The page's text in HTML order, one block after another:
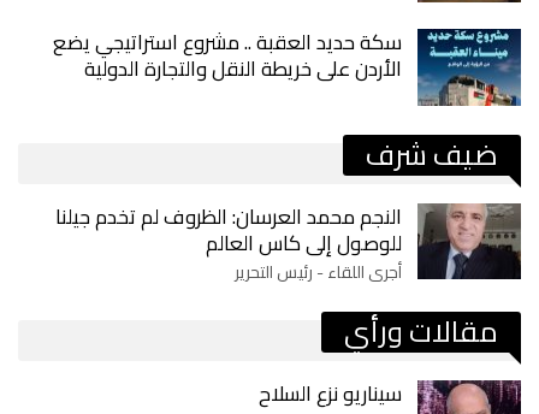
سكة حديد العقبة .. مشروع استراتيجي يضع
الأردن على خريطة النقل والتجارة الدولية
ضيف شرف
النجم محمد العرسان: الظروف لم تخدم جيلنا
للوصول إلى كاس العالم
أجرى اللقاء - رئيس التحرير
مقالات ورأي
سيناريو نزع السلاح